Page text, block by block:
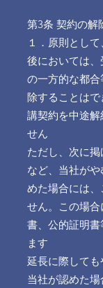
第3条 契約の解
１．原則とし
後においては
の一方的な都
除することは
講契約を中途
せん
ただし、次に
など、当社が
めた場合には
せん。この場
書、公的証明
ます
延長に際して
当社が認めた